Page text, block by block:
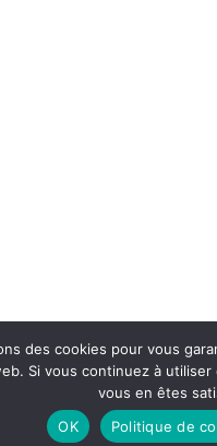
des cookies pour vous
Si vous continuez à
vous en êtes
OK
Politique de